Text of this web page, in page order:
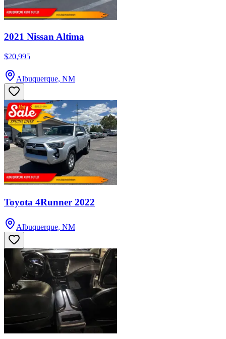
2021 Nissan Altima
$20,995
Albuquerque, NM
Toyota 4Runner 2022
Albuquerque, NM